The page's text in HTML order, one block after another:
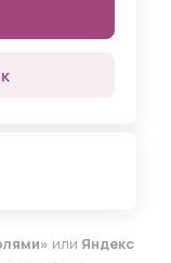
или Яндекс